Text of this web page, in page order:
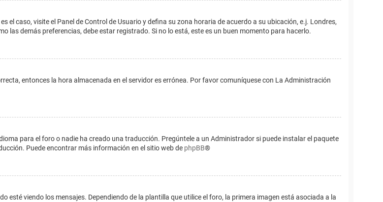
el caso, visite el Panel de Control de Usuario y defina su zona horaria de acuerdo a su ubicación, e.j. Londres,
las demás preferencias, debe estar registrado. Si no lo está, este es un buen momento para hacerlo.
entonces la hora almacenada en el servidor es errónea. Por favor comuníquese con La Administración
para el foro o nadie ha creado una traducción. Pregúntele a un Administrador si puede instalar el paquete
Puede encontrar más información en el sitio web de phpBB®
esté viendo los mensajes. Dependiendo de la plantilla que utilice el foro, la primera imagen está asociada a la